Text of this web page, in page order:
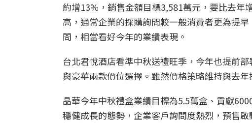
約增13%，銷售金額目標3,581萬元，要比去年
高，通常企業的採購詢問較一般消費者更為提
問，相當看好今年的業績表現。
台北君悅酒店看準中秋送禮旺季，今年也提前
與豪華兩款價位選擇。雖然價格策略維持與去
晶華今年中秋禮盒業績目標為5.5萬盒、貢獻
穩健成長的態勢，企業客戶詢問度熱烈，預售